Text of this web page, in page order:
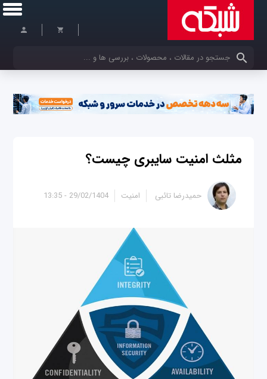
کلمات کلیدی خود را وارد کنید
مثلث امنیت سایبری چیست؟
29/02/1404 - 13:35 حمیدرضا تائبی امنیت